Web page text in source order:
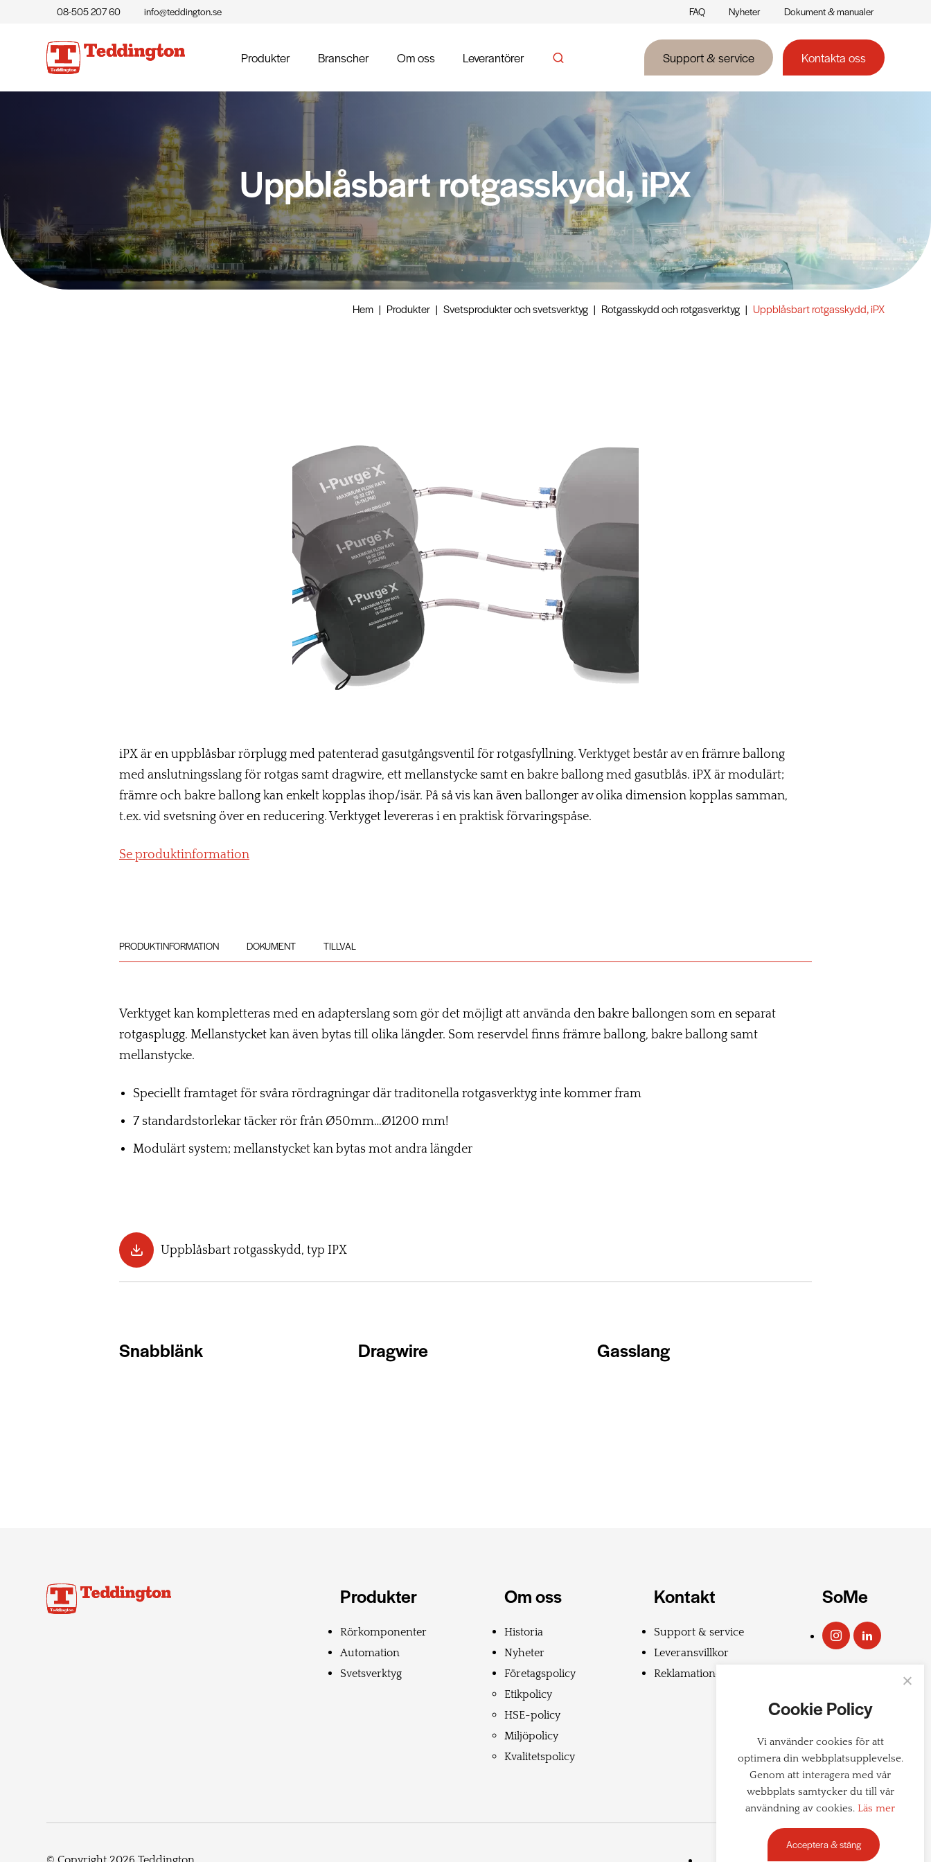
08-505 207 60 info@teddington.se FAQ Nyheter Dokument & manualer
Produkter Branscher Om oss Leverantörer Support & service Kontakta oss
Uppblåsbart rotgasskydd, iPX
Hem | Produkter | Svetsprodukter och svetsverktyg | Rotgasskydd och rotgasverktyg | Uppblåsbart rotgasskydd, iPX
iPX är en uppblåsbar rörplugg med patenterad gasutgångsventil för rotgasfyllning. Verktyget består av en främre ballong
med anslutningsslang för rotgas samt dragwire, ett mellanstycke samt en bakre ballong med gasutblås. iPX är modulärt;
främre och bakre ballong kan enkelt kopplas ihop/isär. På så vis kan även ballonger av olika dimension kopplas samman,
t.ex. vid svetsning över en reducering. Verktyget levereras i en praktisk förvaringspåse.
Se produktinformation
PRODUKTINFORMATION DOKUMENT TILLVAL
Verktyget kan kompletteras med en adapterslang som gör det möjligt att använda den bakre ballongen som en separat
rotgasplugg. Mellanstycket kan även bytas till olika längder. Som reservdel finns främre ballong, bakre ballong samt
mellanstycke.
Speciellt framtaget för svåra rördragningar där traditonella rotgasverktyg inte kommer fram
7 standardstorlekar täcker rör från Ø50mm…Ø1200 mm!
Modulärt system; mellanstycket kan bytas mot andra längder
Uppblåsbart rotgasskydd, typ IPX
Snabblänk Dragwire Gasslang
Produkter
Rörkomponenter
Automation
Svetsverktyg
Om oss
Historia
Nyheter
Företagspolicy
Etikpolicy
HSE-policy
Miljöpolicy
Kvalitetspolicy
Kontakt
Support & service
Leveransvillkor
Reklamationer
SoMe
Cookie Policy
Vi använder cookies för att
optimera din webbplatsupplevelse.
Genom att interagera med vår
webbplats samtycker du till vår
användning av cookies. Läs mer
Acceptera & stäng